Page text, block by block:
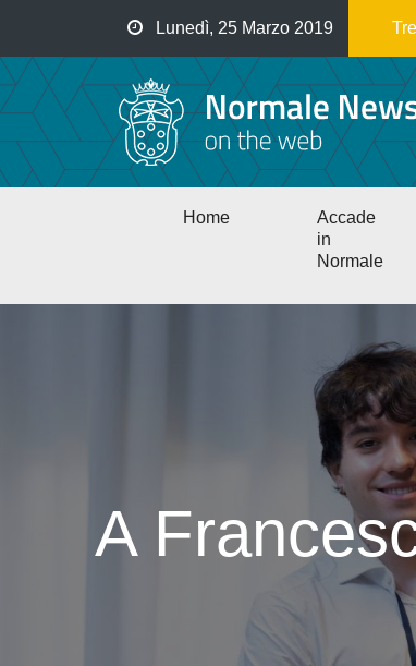
contenuto
principale
Lunedì, 25 Marzo 2019
Main
Home
Accade
in
Normale
A